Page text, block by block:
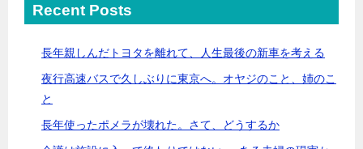
Recent Posts
長年親しんだトヨタを離れて、人生最後の新車を考える
夜行高速バスで久しぶりに東京へ。オヤジのこと、姉のこ
と
長年使ったポメラが壊れた。さて、どうするか